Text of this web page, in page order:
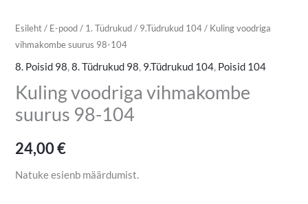
Esileht/ E-pood/ 1. Tüdrukud/ 9.Tüdrukud 104/ Kuling voodriga
vihmakombe suurus 98-104
8. Poisid 98,8. Tüdrukud 98, 9.Tüdrukud 104, Poisid 104
Kuling voodriga vihmakombe
suurus 98-104
24,00€
Natuke esienb määrdumist.